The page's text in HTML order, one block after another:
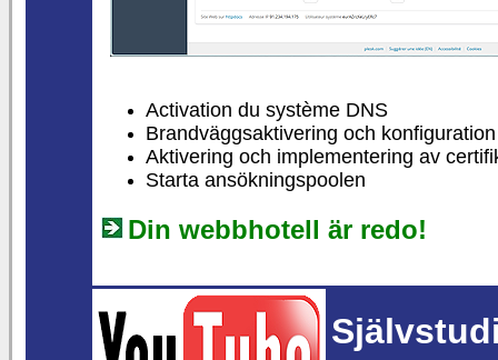
Activation du système DNS
Brandväggsaktivering och konfiguration
Aktivering och implementering av
Starta ansökningspoolen
Din webbhotell är redo!